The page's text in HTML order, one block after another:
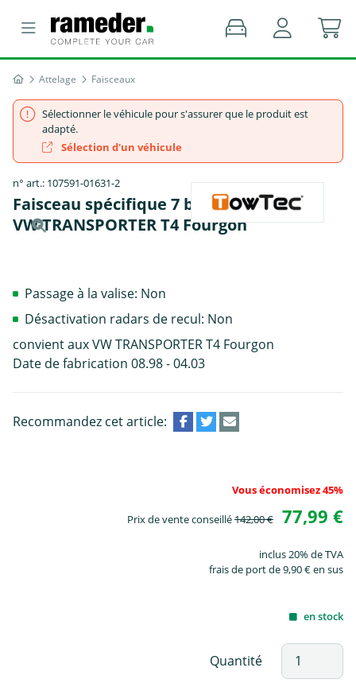
Attelage Faisceaux
Sélectionner le véhicule pour s'assurer que le produit est
adapté.
Sélection d'un véhicule
n° art.: 107591-01631-2
Faisceau spécifique 7 broches, TowTec -
VW TRANSPORTER T4 Fourgon
Passage à la valise: Non
Désactivation radars de recul: Non
convient aux VW TRANSPORTER T4 Fourgon
Date de fabrication 08.98 - 04.03
Recommandez cet article:
Vous économisez 45%
Prix de vente conseillé142,00 € 77,99 €
inclus 20% de TVA
frais de port de 9,90 € en sus
en stock
Quantité